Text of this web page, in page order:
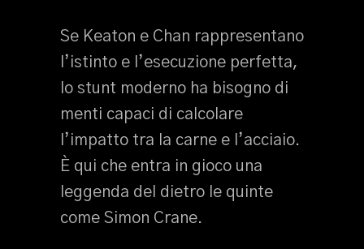
Se Keaton e Chan rappresentano
l’istinto e l’esecuzione perfetta,
lo stunt moderno ha bisogno di
menti capaci di calcolare
l’impatto tra la carne e l’acciaio.
È qui che entra in gioco una
leggenda del dietro le quinte
come Simon Crane.